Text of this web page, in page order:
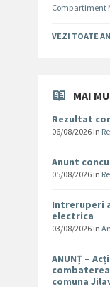
Compartiment
VEZI TOATE
MAI
Rezultat
06/08/2026 in
Anunt
05/08/2026 in
Intreruperi
electrica
03/08/2026 in
ANUNȚ –
comuna